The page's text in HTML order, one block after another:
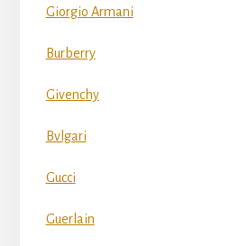
Giorgio Armani
Burberry
Givenchy
Bvlgari
Gucci
Guerlain